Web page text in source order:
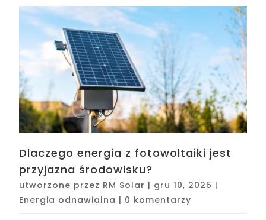
Dlaczego energia z fotowoltaiki jest
przyjazna środowisku?
utworzone przez RM Solar | gru 10, 2025 |
Energia odnawialna | 0 komentarzy